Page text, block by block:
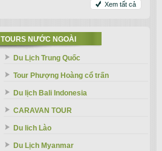
Xem tất cả
TOURS NƯỚC NGOÀI
Du Lịch Trung Quốc
Tour Phượng Hoàng cổ trấn
Du lịch Bali Indonesia
CARAVAN TOUR
Du lich Lào
Du Lịch Myanmar